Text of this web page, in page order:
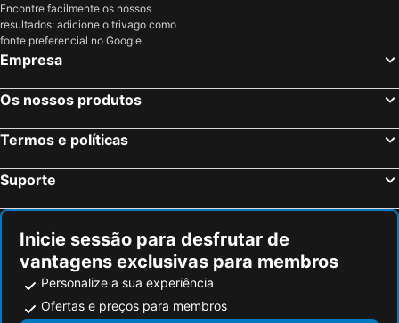
Encontre facilmente os nossos
resultados: adicione o trivago como
fonte preferencial no Google.
Empresa
Os nossos produtos
Termos e políticas
Suporte
Inicie sessão para desfrutar de
vantagens exclusivas para membros
Personalize a sua experiência
Ofertas e preços para membros